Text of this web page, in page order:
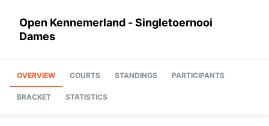
Open Kennemerland - Singletoernooi
Dames
OVERVIEW COURTS STANDINGS PARTICIPANTS
BRACKET STATISTICS